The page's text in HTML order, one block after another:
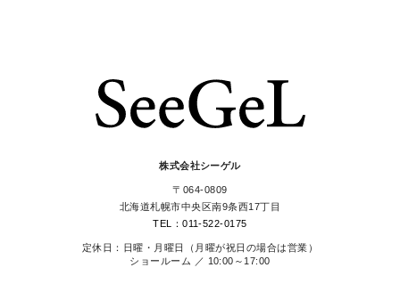
株式会社シーゲル
〒064-0809
北海道札幌市中央区南9条西17丁目
TEL：011-522-0175
定休日：日曜・月曜日（月曜が祝日の場合は営業）
ショールーム ／ 10:00～17:00